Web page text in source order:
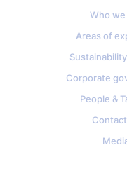
Who we
Areas of
Corporate
People &